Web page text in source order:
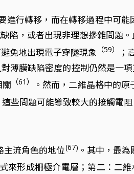
進行轉移，而在轉移過程中可
陷，或者出現非理想摻雜問題
免地出現電子穿隧現象
（59） ；
薄膜缺陷密度的控制仍然是一
（61） 。然而，二維晶格中的原
這些問題可能導致較大的接觸電
主流角色的地位(67) 。其中，最
來形成柵極介電層；第二：二